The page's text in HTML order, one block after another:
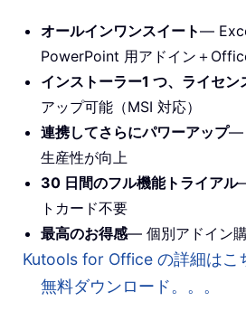
オールインワンスイート—
PowerPoint 用アドイン＋
インストーラー1 つ、ライセン
アップ可能（MSI 対応）
連携してさらにパワーアップ—
生産性が向上
30 日間のフル機能トライアル
トカード不要
最高のお得感— 個別アドイン
Kutools for Office の詳細はこ
無料ダウンロード。。。